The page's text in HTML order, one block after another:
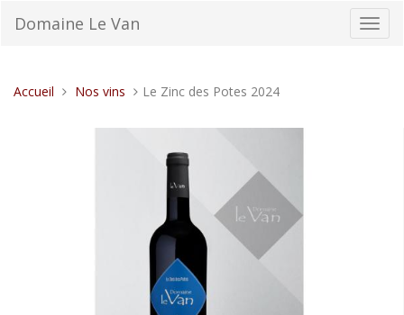
la
Domaine Le Van
Vous
Accueil Nos vins Le Zinc des Potes 2024